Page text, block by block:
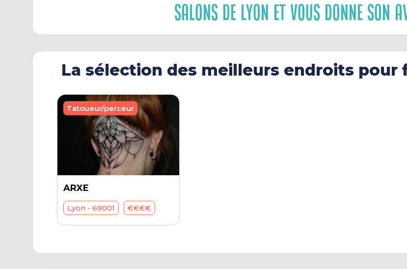
Salons De Lyon Et Vous Donne Son
La sélection des meilleurs endroits pour
ARXE
Lyon - 69001 €€€€
Tatoueur/perceur